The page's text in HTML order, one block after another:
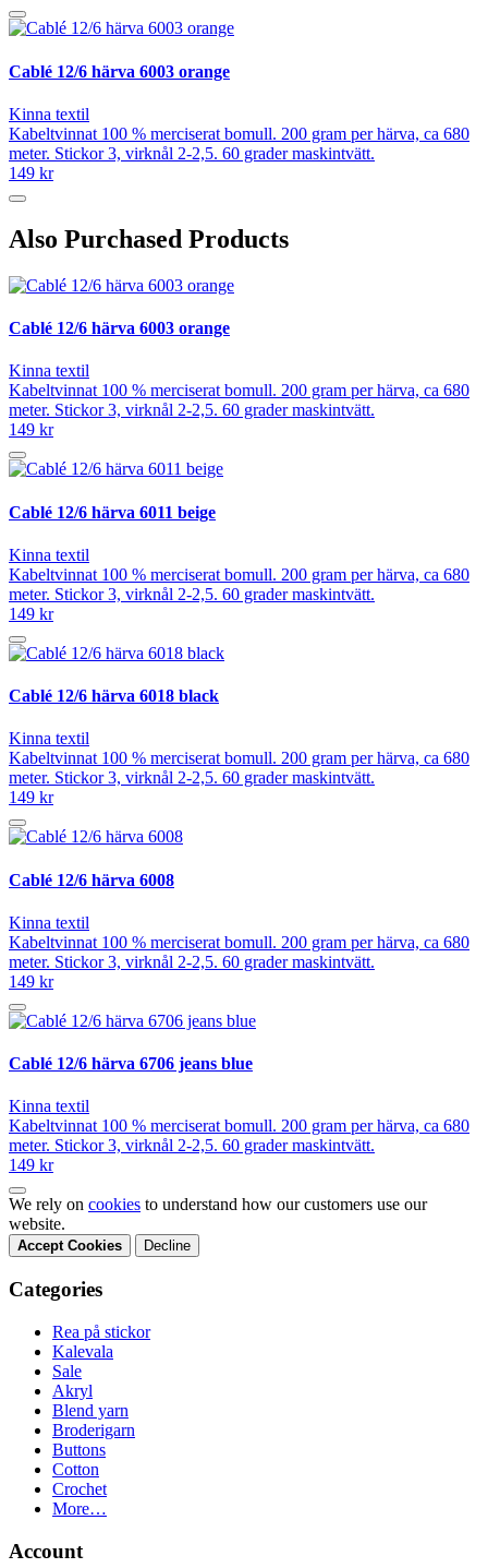
Cablé 12/6 härva 6003 orange
Kinna textil
Kabeltvinnat 100 % merciserat bomull. 200 gram per härva, ca 680
meter. Stickor 3, virknål 2-2,5. 60 grader maskintvätt.
149 kr
Also Purchased Products
Cablé 12/6 härva 6003 orange
Kinna textil
Kabeltvinnat 100 % merciserat bomull. 200 gram per härva, ca 680
meter. Stickor 3, virknål 2-2,5. 60 grader maskintvätt.
149 kr
Cablé 12/6 härva 6011 beige
Kinna textil
Kabeltvinnat 100 % merciserat bomull. 200 gram per härva, ca 680
meter. Stickor 3, virknål 2-2,5. 60 grader maskintvätt.
149 kr
Cablé 12/6 härva 6018 black
Kinna textil
Kabeltvinnat 100 % merciserat bomull. 200 gram per härva, ca 680
meter. Stickor 3, virknål 2-2,5. 60 grader maskintvätt.
149 kr
Cablé 12/6 härva 6008
Kinna textil
Kabeltvinnat 100 % merciserat bomull. 200 gram per härva, ca 680
meter. Stickor 3, virknål 2-2,5. 60 grader maskintvätt.
149 kr
Cablé 12/6 härva 6706 jeans blue
Kinna textil
Kabeltvinnat 100 % merciserat bomull. 200 gram per härva, ca 680
meter. Stickor 3, virknål 2-2,5. 60 grader maskintvätt.
149 kr
We rely on cookies to understand how our customers use our
website.
Accept Cookies Decline
Categories
Rea på stickor
Kalevala
Sale
Akryl
Blend yarn
Broderigarn
Buttons
Cotton
Crochet
More…
Account